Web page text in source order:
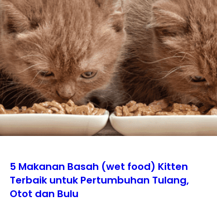
5 Makanan Basah (wet food) Kitten
Terbaik untuk Pertumbuhan Tulang,
Otot dan Bulu